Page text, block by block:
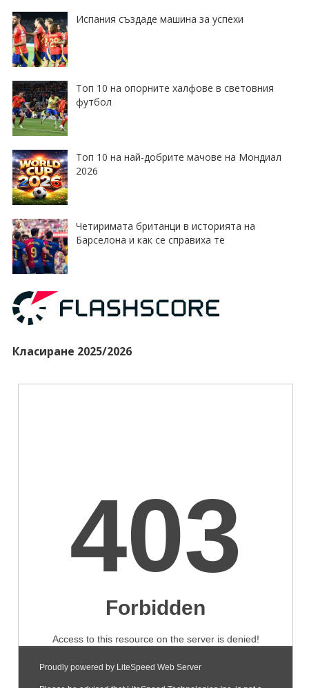
Испания създаде машина за успехи
Топ 10 на опорните халфове в световния
футбол
Топ 10 на най-добрите мачове на Мондиал
2026
Четиримата британци в историята на
Барселона и как се справиха те
Класиране 2025/2026